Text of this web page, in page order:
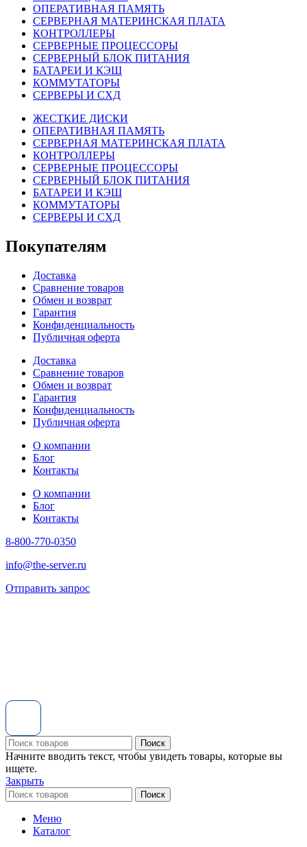
ОПЕРАТИВНАЯ ПАМЯТЬ
СЕРВЕРНАЯ МАТЕРИНСКАЯ ПЛАТА
КОНТРОЛЛЕРЫ
СЕРВЕРНЫЕ ПРОЦЕССОРЫ
СЕРВЕРНЫЙ БЛОК ПИТАНИЯ
БАТАРЕИ И КЭШ
КОММУТАТОРЫ
СЕРВЕРЫ И СХД
ЖЕСТКИЕ ДИСКИ
ОПЕРАТИВНАЯ ПАМЯТЬ
СЕРВЕРНАЯ МАТЕРИНСКАЯ ПЛАТА
КОНТРОЛЛЕРЫ
СЕРВЕРНЫЕ ПРОЦЕССОРЫ
СЕРВЕРНЫЙ БЛОК ПИТАНИЯ
БАТАРЕИ И КЭШ
КОММУТАТОРЫ
СЕРВЕРЫ И СХД
Покупателям
Доставка
Сравнение товаров
Обмен и возврат
Гарантия
Конфиденциальность
Публичная оферта
Доставка
Сравнение товаров
Обмен и возврат
Гарантия
Конфиденциальность
Публичная оферта
О компании
Блог
Контакты
О компании
Блог
Контакты
8-800-770-0350
info@the-server.ru
Отправить запрос
Поиск
Начните вводить текст, чтобы увидеть товары, которые вы
ищете.
Закрыть
Поиск
Меню
Каталог